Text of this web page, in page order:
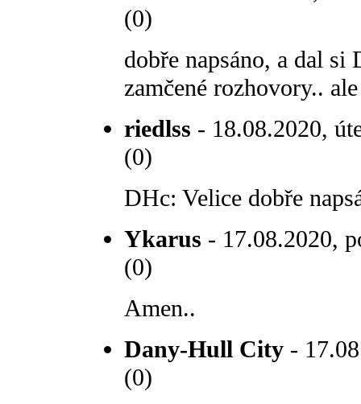
(0)
dobře napsáno, a dal
zamčené rozhovory..
riedlss - 18.08.2020,
(0)
DHc: Velice dobře
Ykarus - 17.08.2020,
(0)
Amen..
Dany-Hull City -
(0)